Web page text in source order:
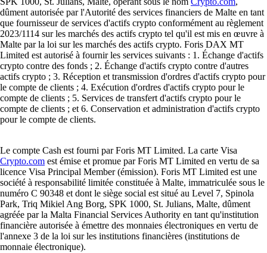
dûment autorisée par l'Autorité des services financiers de Malte en tant
que fournisseur de services d'actifs crypto conformément au règlement
2023/1114 sur les marchés des actifs crypto tel qu'il est mis en œuvre à
Malte par la loi sur les marchés des actifs crypto. Foris DAX MT
Limited est autorisé à fournir les services suivants : 1. Échange d'actifs
crypto contre des fonds ; 2. Échange d'actifs crypto contre d'autres
actifs crypto ; 3. Réception et transmission d'ordres d'actifs crypto pour
le compte de clients ; 4. Exécution d'ordres d'actifs crypto pour le
compte de clients ; 5. Services de transfert d'actifs crypto pour le
compte de clients ; et 6. Conservation et administration d'actifs crypto
pour le compte de clients.
Le compte Cash est fourni par Foris MT Limited. La carte Visa
Crypto.com est émise et promue par Foris MT Limited en vertu de sa
licence Visa Principal Member (émission). Foris MT Limited est une
société à responsabilité limitée constituée à Malte, immatriculée sous le
numéro C 90348 et dont le siège social est situé au Level 7, Spinola
Park, Triq Mikiel Ang Borg, SPK 1000, St. Julians, Malte, dûment
agréée par la Malta Financial Services Authority en tant qu'institution
financière autorisée à émettre des monnaies électroniques en vertu de
l'annexe 3 de la loi sur les institutions financières (institutions de
monnaie électronique).